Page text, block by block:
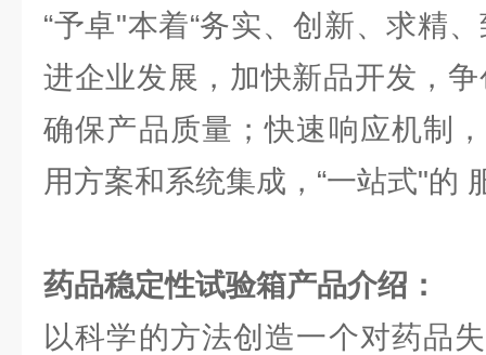
“予卓"本着“务实、创新、求精
进企业发展，加快新品开发，
确保产品质量；快速响应机制
用方案和系统集成，“一站式"的
药品稳定性试验箱产品介绍 ：
以科学的方法创造一个对药品